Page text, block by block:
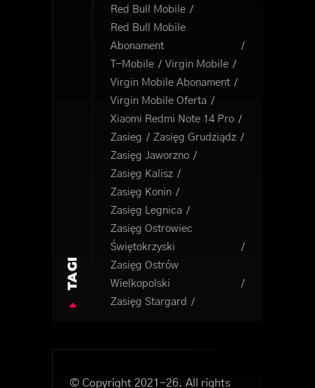
TAGI
Red Bull Mobile
Red Bull Mobile
Abonament
T-Mobile
Virgin Mobile
Virgin Mobile Abonament
Virgin Mobile Oferta
Xiaomi Redmi Note 14 Pro
Zasieg
Zasięg Grudziądz
Zasięg Jaworzno
Zasięg Kalisz
Zasięg Konin
Zasięg Legnica
Zasięg Ostrowiec
Świętokrzyski
Zasięg Ostrów
Wielkopolski
Zasięg Stargard
© Copyright 2021-26. All rights